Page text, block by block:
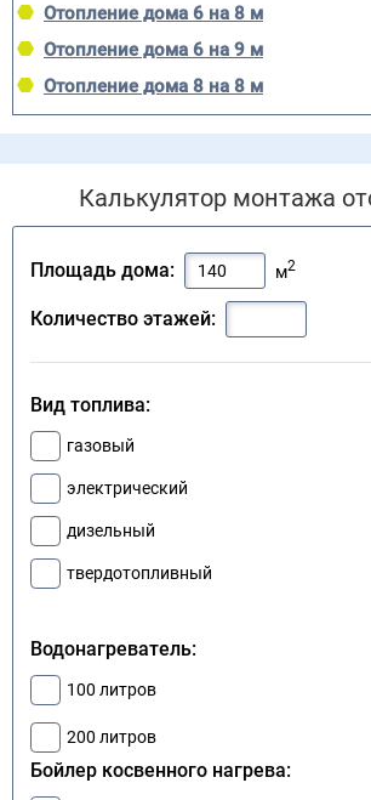
Отопление дома 6 на 8 м
Отопление дома 6 на 9 м
Отопление дома 8 на 8 м
Калькулятор монтажа
Площадь дома: м2
Количество этажей:
Вид топлива:
газовый
электрический
дизельный
твердотопливный
Водонагреватель:
100 литров
200 литров
Бойлер косвенного нагрева: